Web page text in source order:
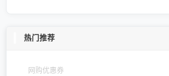
热门推荐
网购优惠券